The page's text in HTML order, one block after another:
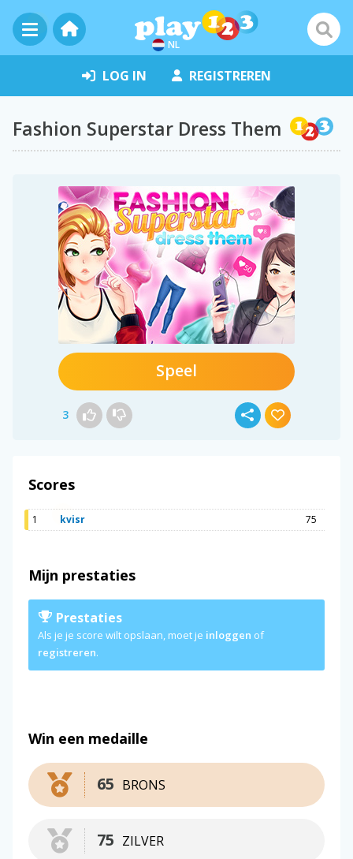
NL
LOG IN REGISTREREN
Fashion Superstar Dress Them
Speel
3
Scores
1 kvisr 75
Mijn prestaties
Prestaties
Als je je score wilt opslaan, moet je inloggen of
registreren.
Win een medaille
BRONS
65
ZILVER
75